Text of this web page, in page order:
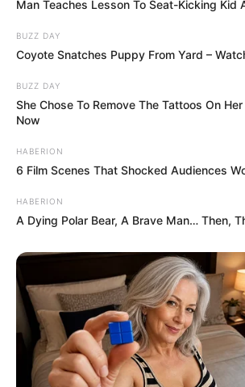
hogyvolt.co - 2026 | Adatvédelem